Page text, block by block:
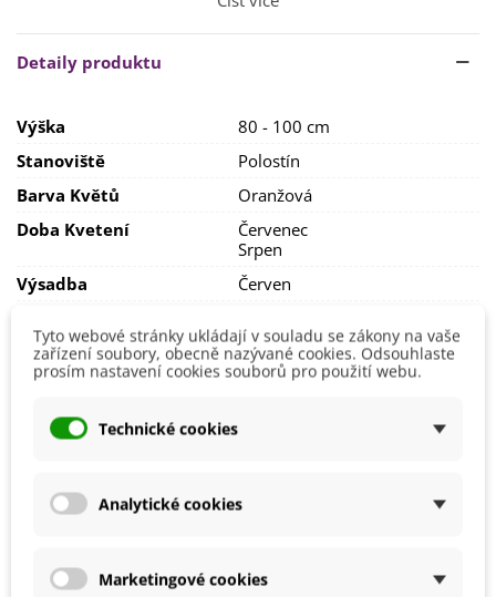
Plaménkám bude vyhovovat
půda.
Detaily produktu
Výška
80 - 100 cm
Stanoviště
Polostín
Barva Květů
Oranžová
Doba Kvetení
Červenec
Srpen
Výsadba
Červen
Mrazuvzdornost
Ano
Výrobce
SemenaOnline
Vegetační Doba
Jak balíme cibulky?
Každý druh cibulek je označen
postupem k pěstování.
Tyto webové stránky ukládají v souladu se zákony na vaše
zařízení soubory, obecně nazývané cookies. Odsouhlaste
prosím nastavení cookies souborů pro použití webu.
Technické cookies
Analytické cookies
Marketingové cookies